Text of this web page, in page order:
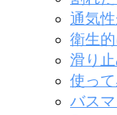
通気
衛生
滑り
使っ
バス